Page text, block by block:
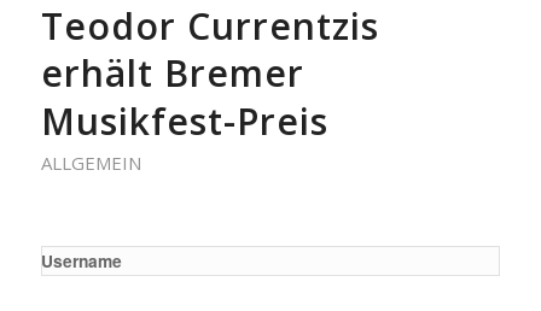
Teodor Currentzis
erhält Bremer
Musikfest-Preis
ALLGEMEIN
Username